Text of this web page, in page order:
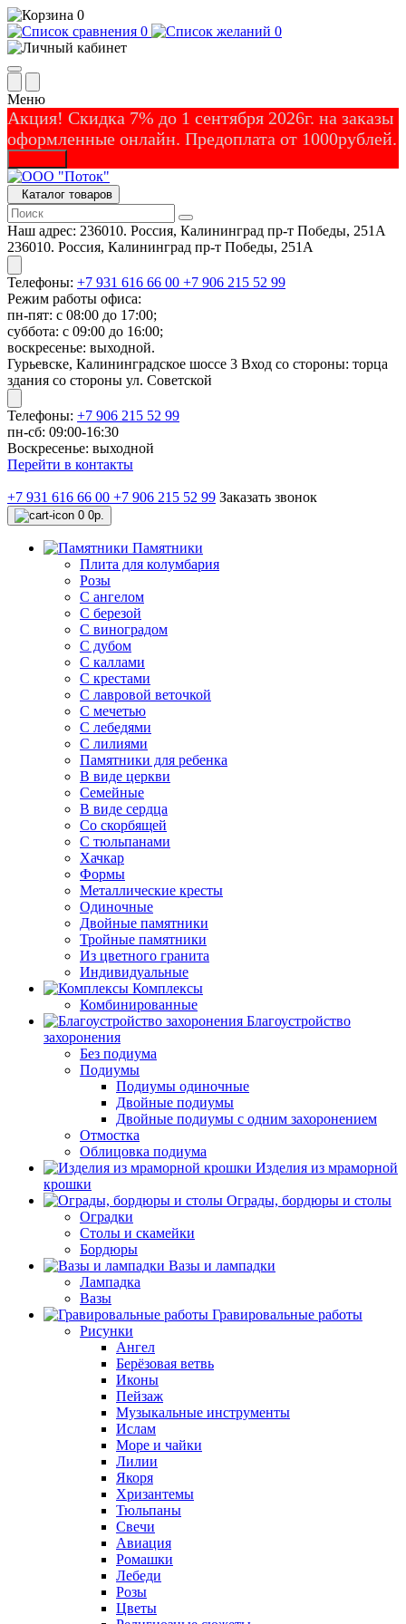
0
0
0
Меню
Акция! Скидка 7% до 1 сентября 2026г. на заказы
оформленные онлайн. Предоплата от 1000рублей.
Каталог товаров
Наш адрес: 236010. Россия, Калининград пр-т Победы, 251А
236010. Россия, Калининград пр-т Победы, 251А
Телефоны: +7 931 616 66 00 +7 906 215 52 99
Режим работы офиса:
пн-пят: с 08:00 до 17:00;
суббота: с 09:00 до 16:00;
воскресенье: выходной.
Гурьевске, Калининградское шоссе 3 Вход со стороны: торца
здания со стороны ул. Советской
Телефоны: +7 906 215 52 99
пн-сб: 09:00-16:30
Воскресенье: выходной
Перейти в контакты
+7 931 616 66 00 +7 906 215 52 99 Заказать звонок
0 0р.
Памятники
Плита для колумбария
Розы
C ангелом
C березой
С виноградом
С дубом
С каллами
С крестами
С лавровой веточкой
С мечетью
C лебедями
С лилиями
Памятники для ребенка
В виде церкви
Семейные
В виде сердца
Со скорбящей
С тюльпанами
Хачкар
Формы
Металлические кресты
Одиночные
Двойные памятники
Тройные памятники
Из цветного гранита
Индивидуальные
Комплексы
Комбинированные
Благоустройство
захоронения
Без подиума
Подиумы
Подиумы одиночные
Двойные подиумы
Двойные подиумы с одним захоронением
Отмостка
Облицовка подиума
Изделия из мраморной
крошки
Ограды, бордюры и столы
Оградки
Столы и скамейки
Бордюры
Вазы и лампадки
Лампадка
Вазы
Гравировальные работы
Рисунки
Ангел
Берёзовая ветвь
Иконы
Пейзаж
Музыкальные инструменты
Ислам
Море и чайки
Лилии
Якоря
Хризантемы
Тюльпаны
Свечи
Авиация
Ромашки
Лебеди
Розы
Цветы